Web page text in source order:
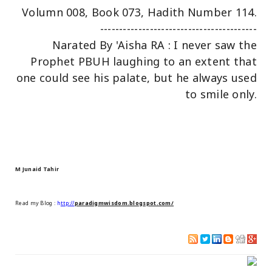
Volumn 008, Book 073, Hadith Number 114.
-----------------------------------------
Narated By 'Aisha RA : I never saw the
Prophet PBUH laughing to an extent that
one could see his palate, but he always used
to smile only.
M Junaid Tahir
Read my Blog : http://paradigmwisdom.blogspot.com/